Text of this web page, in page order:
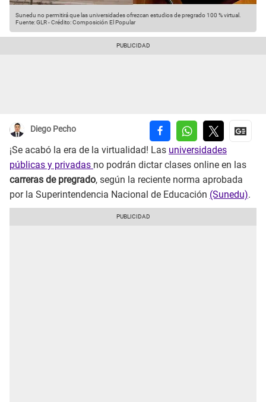
Sunedu no permitirá que las universidades ofrezcan estudios de pregrado 100 % virtual.
Fuente: GLR-Crédito: Composición El Popular
Diego Pecho
¡Se acabó la era de la virtualidad! Las universidades
públicas y privadas no podrán dictar clases online en las
carreras de pregrado, según la reciente norma aprobada
por la Superintendencia Nacional de Educación (Sunedu).